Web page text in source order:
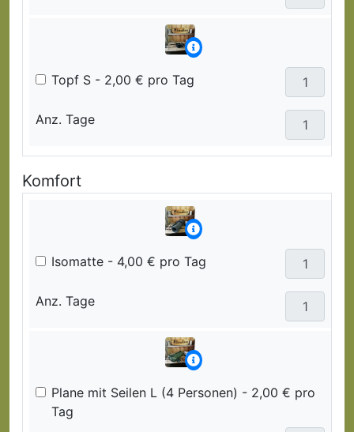
Topf S - 2,00 € pro Tag
Anz. Tage
Komfort
Isomatte - 4,00 € pro Tag
Anz. Tage
Plane mit Seilen L (4 Personen) - 2,00 € pro
Tag